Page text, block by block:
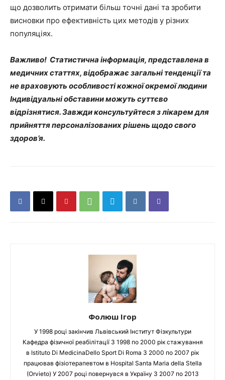
що дозволить отримати більш точні дані та зробити
висновки про ефективність цих методів у різних
популяціях.
Важливо! Статистична інформація, представлена в
медичних статтях, відображає загальні тенденції та
не враховують особливості кожної окремої людини
Індивідуальні обставини можуть суттєво
відрізнятися. Завжди консультуйтеся з лікарем для
прийняття персоналізованих рішень щодо свого
здоров’я.
Фолюш Ігор
У 1998 році закінчив Львівський Інститут Фізкультури
Кафедра фізичної реабілітації З 1998 по 2000 рік стажування
в Istituto Di MedicinaDello Sport Di Roma З 2000 по 2007 рік
працював фізіотерапевтом в Hospital Santa Maria della Stella
(Orvieto) У 2007 році повернувся в Україну З 2007 по 2013